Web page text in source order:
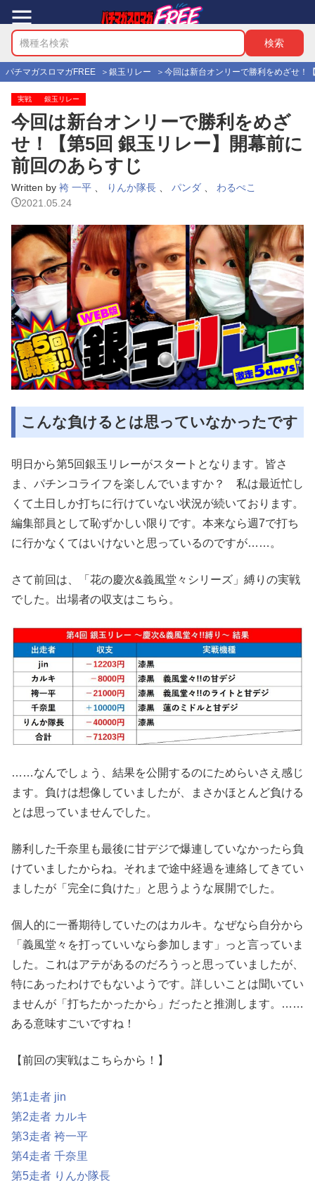
パチマガスロマガFREE 銀玉リレー 今回は新台オンリーで勝利をめざせ！
実戦 銀玉リレー
今回は新台オンリーで勝利をめざ
せ！【第5回 銀玉リレー】開幕前に
前回のあらすじ
Written by 袴 一平 りんか隊長 パンダ
わるぺこ
2021.05.24
こんな負けるとは思っていなかったです
明日から第5回銀玉リレーがスタートとなります。皆さ
ま、パチンコライフを楽しんでいますか？ 私は最近忙し
くて土日しか打ちに行けていない状況が続いております。
編集部員として恥ずかしい限りです。本来なら週7で打ち
に行かなくてはいけないと思っているのですが……。
さて前回は、「花の慶次&義風堂々シリーズ」縛りの実戦
でした。出場者の収支はこちら。
……なんでしょう、結果を公開するのにためらいさえ感じ
ます。負けは想像していましたが、まさかほとんど負ける
とは思っていませんでした。
勝利した千奈里も最後に甘デジで爆連していなかったら負
けていましたからね。それまで途中経過を連絡してきてい
ましたが「完全に負けた」と思うような展開でした。
個人的に一番期待していたのはカルキ。なぜなら自分から
「義風堂々を打っていいなら参加します」っと言っていま
した。これはアテがあるのだろうっと思っていましたが、
特にあったわけでもないようです。詳しいことは聞いてい
ませんが「打ちたかったから」だったと推測します。……
ある意味すごいですね！
【前回の実戦はこちらから！】
第1走者 jin
第2走者 カルキ
第3走者 袴一平
第4走者 千奈里
第5走者 りんか隊長